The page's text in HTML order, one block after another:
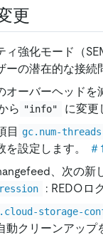
更
ィ強化モード（
ーの潜在的な接続
オーバーヘッド
ら "info" に変更
目 gc.num-threads
を設定します。
＃
、次の新
: REDOロ
storage-
動クリーンアップ